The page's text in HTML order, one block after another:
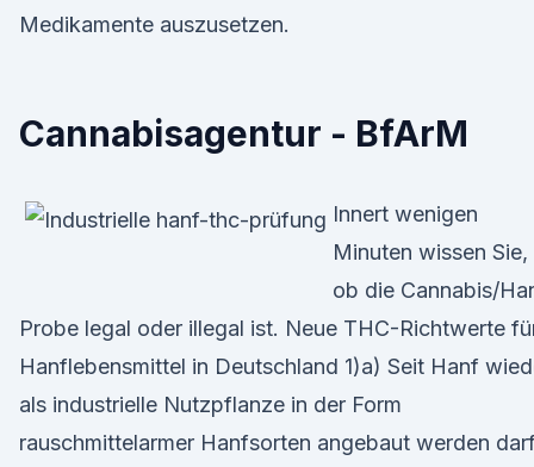
Medikamente auszusetzen.
Cannabisagentur - BfArM
Innert wenigen
Minuten wissen Sie,
ob die Cannabis/
Probe legal oder illegal ist. Neue THC-Richtwerte
Hanflebensmittel in Deutschland 1)a) Seit Hanf
als industrielle Nutzpflanze in der Form
rauschmittelarmer Hanfsorten angebaut werden